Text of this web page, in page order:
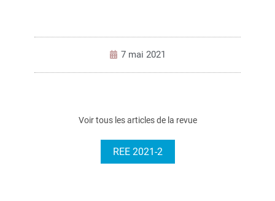
7 mai 2021
Voir tous les articles de la revue
REE 2021-2